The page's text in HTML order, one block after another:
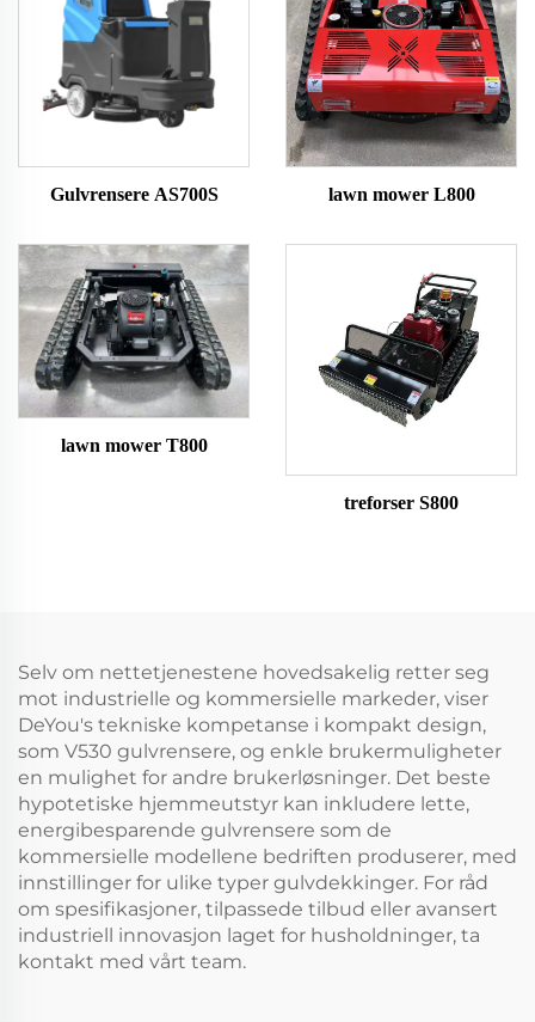
Gulvrensere AS700S lawn mower L800
lawn mower T800
treforser S800
Selv om nettetjenestene hovedsakelig retter seg
mot industrielle og kommersielle markeder, viser
DeYou's tekniske kompetanse i kompakt design,
som V530 gulvrensere, og enkle brukermuligheter
en mulighet for andre brukerløsninger. Det beste
hypotetiske hjemmeutstyr kan inkludere lette,
energibesparende gulvrensere som de
kommersielle modellene bedriften produserer, med
innstillinger for ulike typer gulvdekkinger. For råd
om spesifikasjoner, tilpassede tilbud eller avansert
industriell innovasjon laget for husholdninger, ta
kontakt med vårt team.